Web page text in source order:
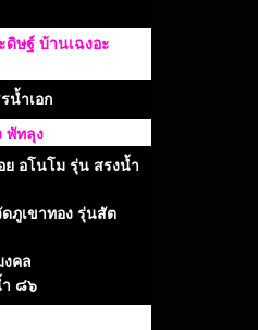
ษฐ์ บ้านเฉงอะ
น้ำเอก
พัทลุง
อโนโม รุ่น สรงน้ำ
ภูเขาทอง รุ่นสัต
คล
ำ ๘๖